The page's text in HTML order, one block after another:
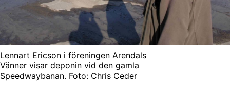
Lennart Ericson i föreningen Arendals
Vänner visar deponin vid den gamla
Speedwaybanan. Foto: Chris Ceder